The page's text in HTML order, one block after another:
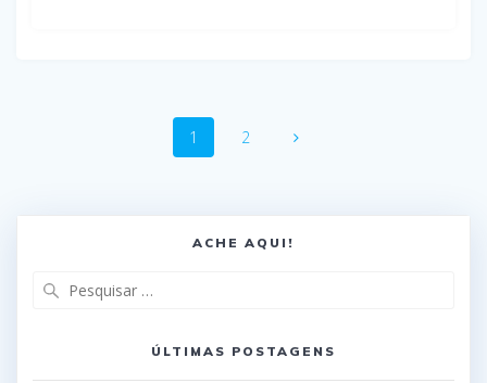
1 2
ACHE AQUI!
ÚLTIMAS POSTAGENS